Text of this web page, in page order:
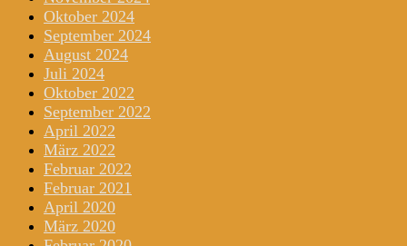
Oktober 2024
September 2024
August 2024
Juli 2024
Oktober 2022
September 2022
April 2022
März 2022
Februar 2022
Februar 2021
April 2020
März 2020